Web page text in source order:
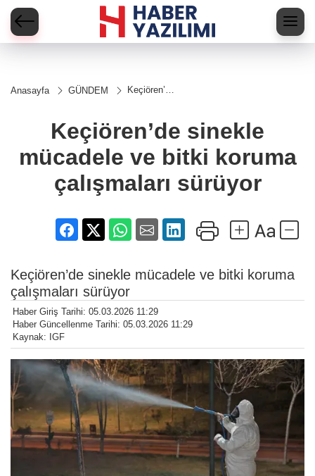
Anasayfa GÜNDEM
Keçiören’de
ve bitki
koruma
sürüyor
Keçiören’de sinekle
mücadele ve bitki koruma
çalışmaları sürüyor
Keçiören’de sinekle mücadele ve bitki koruma
çalışmaları sürüyor
Haber Giriş Tarihi: 05.03.2026 11:29
Haber Güncellenme Tarihi: 05.03.2026 11:29
Kaynak: IGF